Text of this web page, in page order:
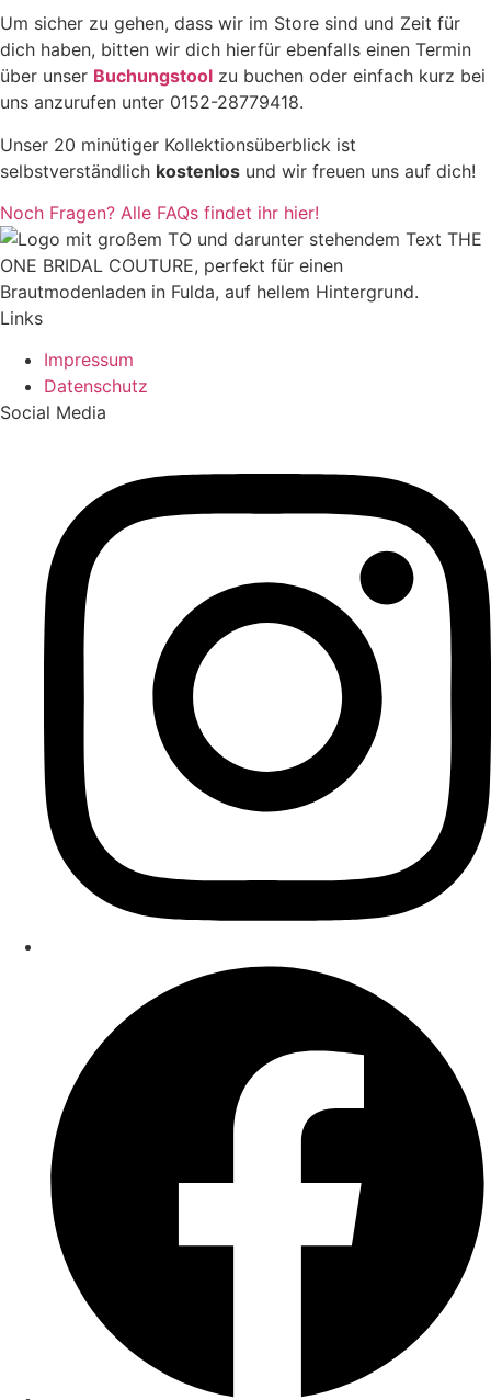
Um sicher zu gehen, dass wir im Store sind und Zeit für
dich haben, bitten wir dich hierfür ebenfalls einen Termin
über unser Buchungstool zu buchen oder einfach kurz bei
uns anzurufen unter 0152-28779418.
Unser 20 minütiger Kollektionsüberblick ist
selbstverständlich kostenlos und wir freuen uns auf dich!
Noch Fragen? Alle FAQs findet ihr hier!
Links
Impressum
Datenschutz
Social Media